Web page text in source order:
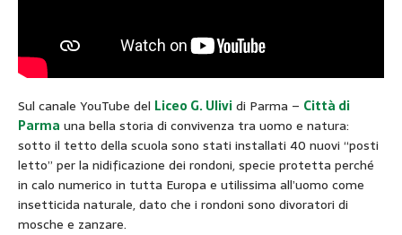
Sul canale YouTube del Liceo G. Ulividi Parma – Città di
Parma una bella storia di convivenza tra uomo e natura:
sotto il tetto della scuola sono stati installati 40 nuovi “posti
letto” per la nidificazione dei rondoni, specie protetta perché
in calo numerico in tutta Europa e utilissima all’uomo come
insetticida naturale, dato che i rondoni sono divoratori di
mosche e zanzare.